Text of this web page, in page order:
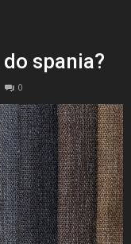
spania?
0